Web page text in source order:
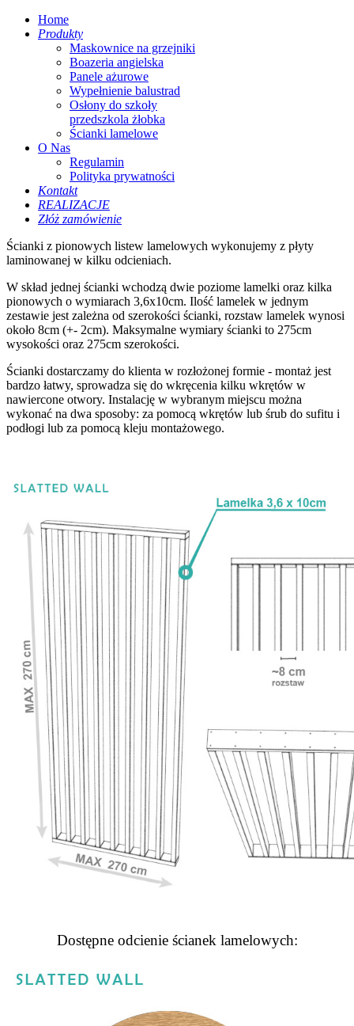
Home
Produkty
Maskownice na grzejniki
Boazeria angielska
Panele ażurowe
Wypełnienie balustrad
Osłony do szkoły
przedszkola żłobka
Ścianki lamelowe
O Nas
Regulamin
Polityka prywatności
Kontakt
REALIZACJE
Złóż zamówienie
Ścianki z pionowych listew lamelowych wykonujemy z płyty
laminowanej w kilku odcieniach.
W skład jednej ścianki wchodzą dwie poziome lamelki oraz kilka
pionowych o wymiarach 3,6x10cm. Ilość lamelek w jednym
zestawie jest zależna od szerokości ścianki, rozstaw lamelek wynosi
około 8cm (+- 2cm). Maksymalne wymiary ścianki to 275cm
wysokości oraz 275cm szerokości.
Ścianki dostarczamy do klienta w rozłożonej formie - montaż jest
bardzo łatwy, sprowadza się do wkręcenia kilku wkrętów w
nawiercone otwory. Instalację w wybranym miejscu można
wykonać na dwa sposoby: za pomocą wkrętów lub śrub do sufitu i
podłogi lub za pomocą kleju montażowego.
Dostępne odcienie ścianek lamelowych: